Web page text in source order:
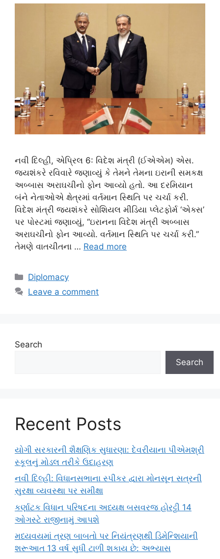
નવી દિલ્હી, એપ્રિલ 6: વિદેશ મંત્રી (ઈએએમ) એસ.
જયશંકરે રવિવારે જણાવ્યું કે તેમને તેમના ઇરાની સમકક્ષ
અબ્બાસ અરાઘચીનો ફોન આવ્યો હતો. આ દરમિયાન
બંને નેતાઓએ ક્ષેત્રમાં વર્તમાન સ્થિતિ પર ચર્ચા કરી.
વિદેશ મંત્રી જયશંકરે સોશિયલ મીડિયા પ્લેટફોર્મ ‘એક્સ’
પર પોસ્ટમાં જણાવ્યું, “ઇરાનના વિદેશ મંત્રી અબ્બાસ
અરાઘચીનો ફોન આવ્યો. વર્તમાન સ્થિતિ પર ચર્ચા કરી.”
તેમણે વાતચીતના … Read more
Categories
Diplomacy
Leave a comment
Search
Search
Recent Posts
યોગી સરકારની શૈક્ષણિક સુધારણા: દેવરીયાના પીએમશ્રી
સ્કૂલનું મોડલ તરીકે ઉદાહરણ
નવી દિલ્હી: વિધાનસભાના સ્પીકર દ્વારા મોનસૂન સત્રની
સુરક્ષા વ્યવસ્થા પર સમીક્ષા
કર્ણાટક વિધાન પરિષદના અધ્યક્ષ બસવરજ હોરટ્ટી 14
ઓગસ્ટે રાજીનામું આપશે
મધ્યવયમાં ત્રણ બાબતો પર નિયંત્રણથી ડિમેન્શિયાની
શરૂઆત 13 વર્ષ સુધી ટાળી શકાય છે: અભ્યાસ